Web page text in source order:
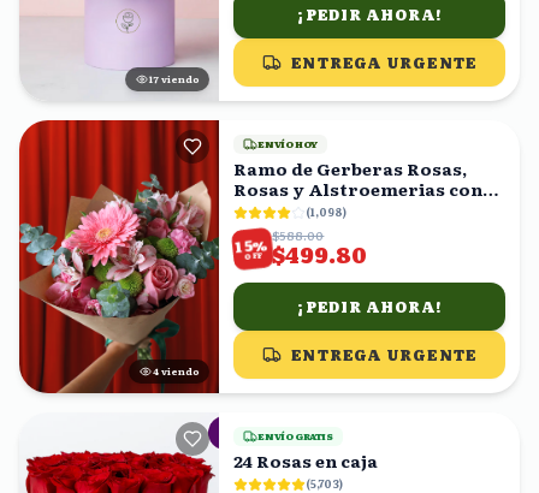
16 viendo
¡PEDIR AHORA!
ENTREGA URGENTE
4 viendo
ENVÍO HOY
Ramo de Gerberas Rosas,
Rosas y Alstroemerias con
Eucalipto
(1,098)
15%
OFF
$588.00
$499.80
¡PEDIR AHORA!
ENTREGA URGENTE
ENVÍO GRATIS
24 Rosas en caja
(5,703)